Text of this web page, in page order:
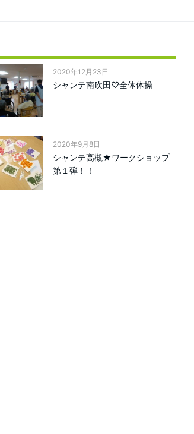
2020年12月23日
シャンテ南吹田♡全体体操
2020年9月8日
シャンテ高槻★ワークショップ
第１弾！！